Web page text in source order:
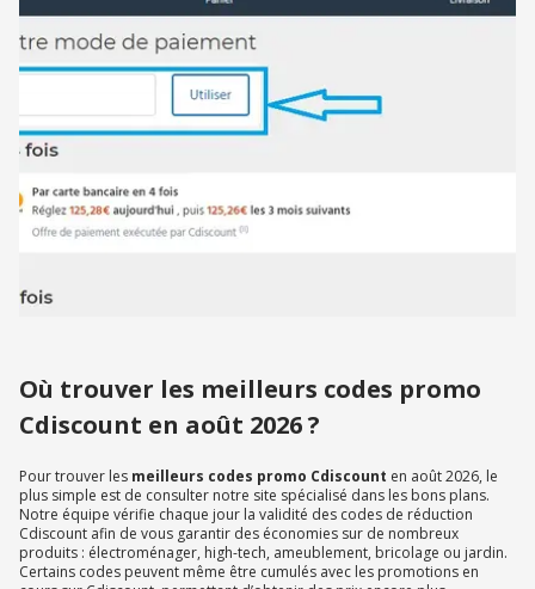
Où trouver les meilleurs codes promo
Cdiscount en août 2026 ?
Pour trouver les meilleurs codes promo Cdiscount en août 2026, le
plus simple est de consulter notre site spécialisé dans les bons plans.
Notre équipe vérifie chaque jour la validité des codes de réduction
Cdiscount afin de vous garantir des économies sur de nombreux
produits : électroménager, high-tech, ameublement, bricolage ou jardin.
Certains codes peuvent même être cumulés avec les promotions en